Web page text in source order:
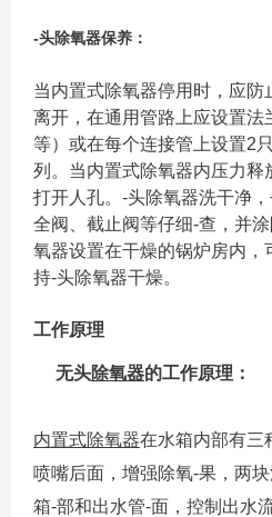
-头除氧器保养：
当内置式除氧器停用时，应防
离开，在通用管路上应设置法
等）或在每个连接管上设置2
列。当内置式除氧器内压力释
打开人孔。-头除氧器洗干净
全阀、截止阀等仔细-查，并
氧器设置在干燥的锅炉房内，
持-头除氧器干燥。
工作原理
无头除氧器的工作原理：
内置式除氧器在水箱内部有三
喷嘴后面，增强除氧-果，两
箱-部和出水管-面，控制出水